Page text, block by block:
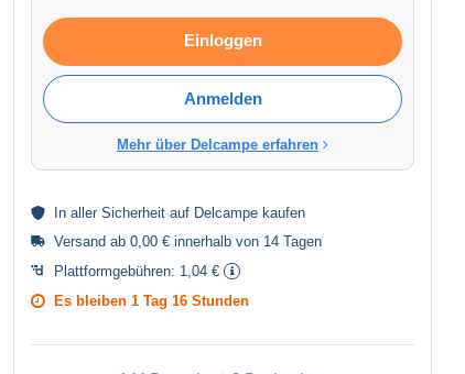
Einloggen
Anmelden
Mehr über Delcampe erfahren
In aller Sicherheit auf Delcampe kaufen
Versand ab 0,00 € innerhalb von 14 Tagen
Plattformgebühren: 1,04 €
Es bleiben 1 Tag 16 Stunden